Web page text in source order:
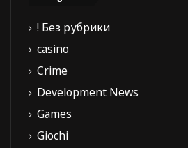
! Без рубрики
casino
Crime
Development News
Games
Giochi